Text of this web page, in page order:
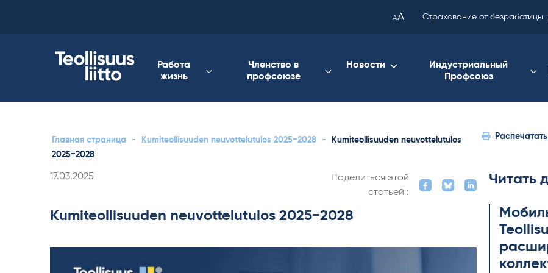
AA Страхование от безработицы
Работа
жизнь
Членство в
профсоюзе
Новости
Индустриальный
Профсоюз
Главная страница - Kumiteollisuuden neuvottelutulos 2025−2028 -
Kumiteollisuuden neuvottelutulos
2025−2028
Распечатать
Kirjoitettu
17.03.2025
Поделиться этой
статьей :
Kumiteollisuuden neuvottelutulos 2025−2028
Читать
your